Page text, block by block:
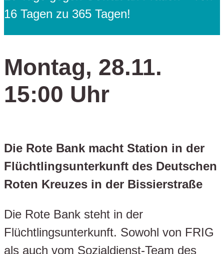
16 Tagen zu 365 Tagen!
Montag, 28.11.
15:00 Uhr
Die Rote Bank macht Station in der
Flüchtlingsunterkunft des Deutschen
Roten Kreuzes in der Bissierstraße
Die Rote Bank steht in der
Flüchtlingsunterkunft. Sowohl von FRIG
als auch vom Sozialdienst-Team des